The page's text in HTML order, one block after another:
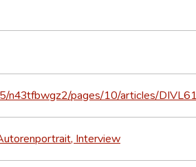
n43tfbwgz2/pages/10/articles/DIVL61
Interview